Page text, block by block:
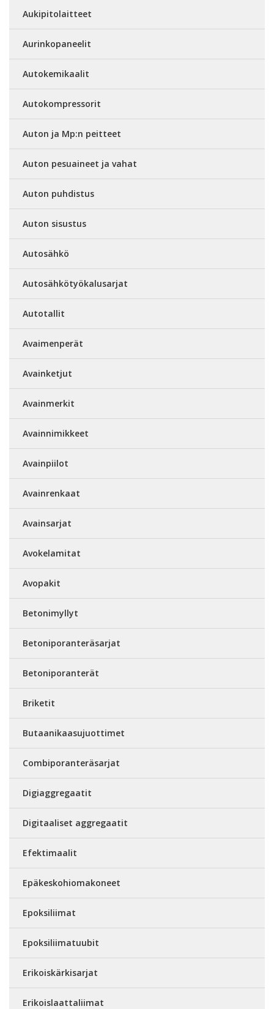
Aukipitolaitteet
Aurinkopaneelit
Autokemikaalit
Autokompressorit
Auton ja Mp:n peitteet
Auton pesuaineet ja vahat
Auton puhdistus
Auton sisustus
Autosähkö
Autosähkötyökalusarjat
Autotallit
Avaimenperät
Avainketjut
Avainmerkit
Avainnimikkeet
Avainpiilot
Avainrenkaat
Avainsarjat
Avokelamitat
Avopakit
Betonimyllyt
Betoniporanteräsarjat
Betoniporanterät
Briketit
Butaanikaasujuottimet
Combiporanteräsarjat
Digiaggregaatit
Digitaaliset aggregaatit
Efektimaalit
Epäkeskohiomakoneet
Epoksiliimat
Epoksiliimatuubit
Erikoiskärkisarjat
Erikoislaattaliimat